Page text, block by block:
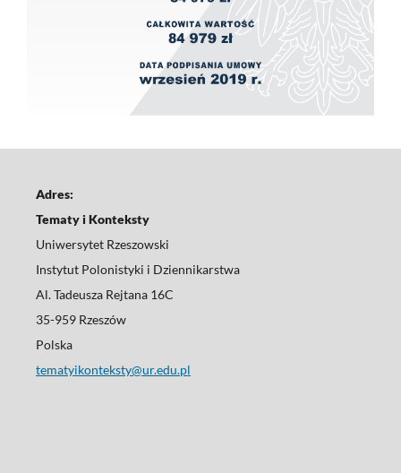
Adres:
Tematy i Konteksty
Uniwersytet Rzeszowski
Instytut Polonistyki i Dziennikarstwa
Al. Tadeusza Rejtana 16C
35-959 Rzeszów
Polska
tematyikonteksty@ur.edu.pl